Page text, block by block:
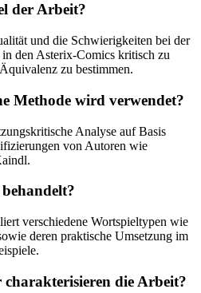
der Arbeit?
und die Schwierigkeiten bei der
den Asterix-Comics kritisch zu
zu bestimmen.
Methode wird verwendet?
Analyse auf Basis
von Autoren wie
verschiedene Wortspieltypen wie
deren praktische Umsetzung im
charakterisieren die Arbeit?